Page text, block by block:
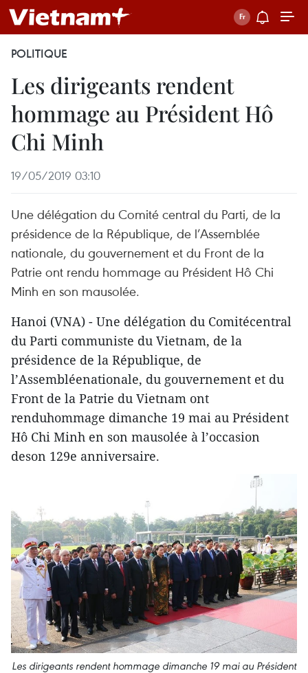
POLITIQUE
Les dirigeants rendent
hommage au Président Hô
Chi Minh
19/05/2019 03:10
Une délégation du Comité central du Parti, de la
présidence de la République, de l’Assemblée
nationale, du gouvernement et du Front de la
Patrie ont rendu hommage au Président Hô Chi
Minh en son mausolée.
Hanoi (VNA) - Une délégation du Comitécentral
du Parti communiste du Vietnam, de la
présidence de la République, de
l’Assembléenationale, du gouvernement et du
Front de la Patrie du Vietnam ont
renduhommage dimanche 19 mai au Président
Hô Chi Minh en son mausolée à l’occasion
deson 129e anniversaire.
Les dirigeants rendent hommage dimanche 19 mai au Président